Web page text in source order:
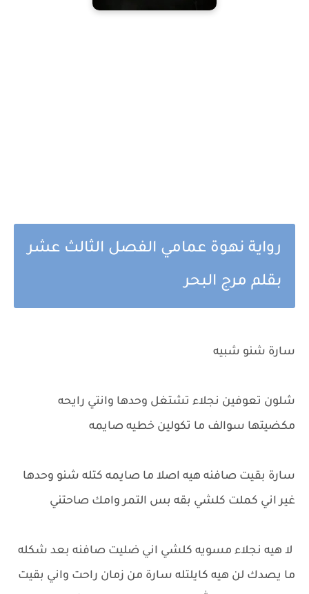
رواية نهوة عمامي الفصل الثالث عشر
بقلم مرج البحر
سارة شنو شبيه
شلون تعوفين نجلاء تشتغل وحدها وانتي رايحه
مكضيتها سوالف ما تكولين خطيه صايمه
سارة بقيت صافنه هيه اصلا ما صايمه كتله شنو وحدها
غير اني كملت كلشي بقه بس التمر وامك صاحتني
لا هيه نجلاء مسويه كلشي اني ضليت صافنه بعد شكله
ما يصدك لن هيه كايلتله سارة من زمان راحت واني بقيت